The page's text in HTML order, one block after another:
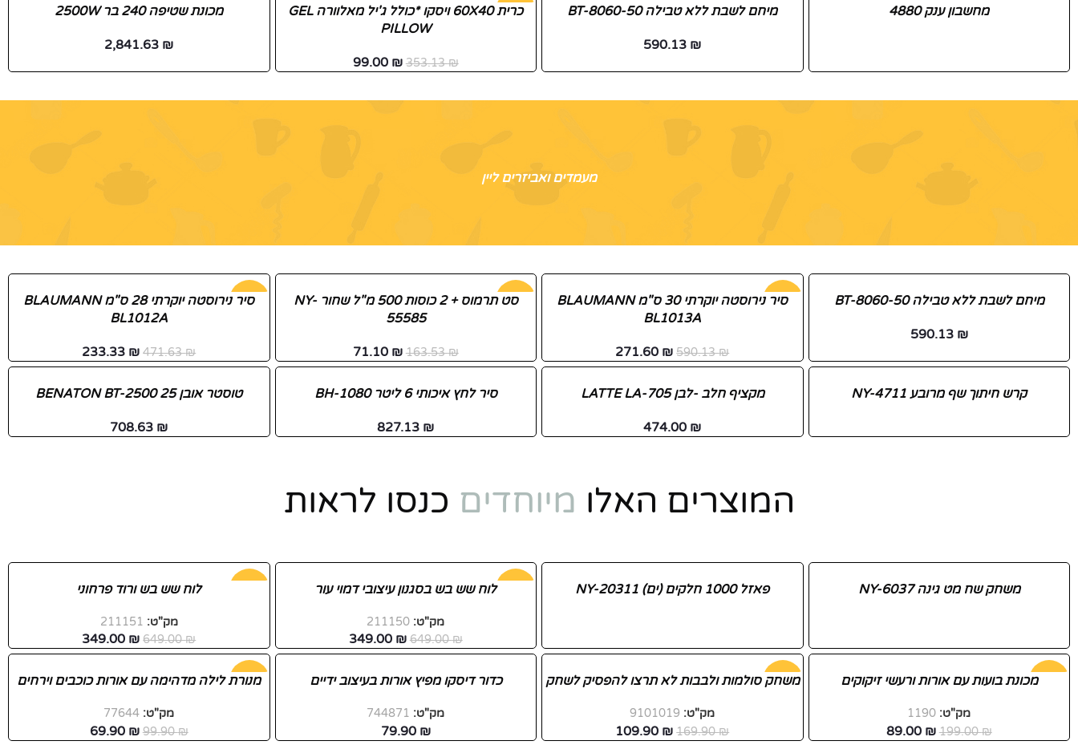
מחשבון ענק 4880 מיחם לשבת ללא טבילה BT-8060-50
590.13 ₪
-72%
כרית 60X40 ויסקו *כולל ג'יל מאלוורה GEL
PILLOW
353.13₪
99.00 ₪
מכונת שטיפה 240 בר 2500W
2,841.63 ₪
מעמדים ואביזרים ליין
מיחם לשבת ללא טבילה BT-8060-50
590.13 ₪
-54%
סיר נירוסטה יוקרתי 30 ס"מ BLAUMANN
BL1013A
590.13₪
271.60 ₪
-57%
סט תרמוס + 2 כוסות 500 מ"ל שחור NY-
55585
163.53₪
71.10 ₪
-51%
סיר נירוסטה יוקרתי 28 ס"מ BLAUMANN
BL1012A
471.63₪
233.33 ₪
קרש חיתוך שף מרובע NY-4711 מקציף חלב -לבן LATTE LA-705
474.00 ₪
סיר לחץ איכותי 6 ליטר BH-1080
827.13 ₪
טוסטר אובן BENATON BT-2500 25
708.63 ₪
המוצרים האלו מיוחדים כנסו לראות
משחק שח מט גינה NY-6037 פאזל 1000 חלקים (ים) NY-20311 לוח שש בש בסגנון עיצובי דמוי עור
מק"ט: 211150
649.00₪
349.00 ₪
לוח שש בש ורוד פרחוני
מק"ט: 211151
649.00₪
349.00 ₪
-55%מכונת בועות עם אורות ורעשי זיקוקים
מק"ט: 1190
199.00₪
89.00 ₪
-35%
משחק סולמות ולבבות לא תרצו להפסיק לשחק
מק"ט: 9101019
169.90₪
109.90 ₪
כדור דיסקו מפיץ אורות בעיצוב ידיים
מק"ט: 744871
79.90 ₪
-30%
מנורת לילה מדהימה עם אורות כוכבים וירחים
מק"ט: 77644
99.90₪
69.90 ₪
יוטיוב